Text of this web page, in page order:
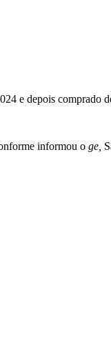
e depois comprado
informou o ge,